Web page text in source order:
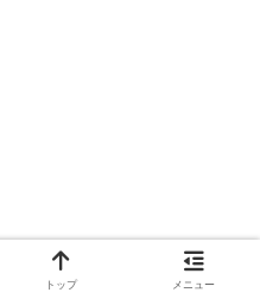
トップ メニュー